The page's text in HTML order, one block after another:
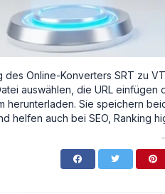
des Online-Konverters SRT zu
auswählen, die URL
herunterladen. Sie speichern
helfen auch bei SEO, Ranking